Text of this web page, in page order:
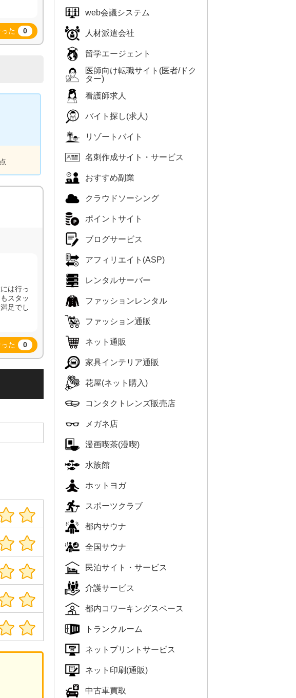
た 0
点
は行っ
スタッ
足でし
た 0
web会議システム
人材派遣会社
留学エージェント
医師向け転職サイト(医者/ドク
ター)
看護師求人
バイト探し(求人)
リゾートバイト
名刺作成サイト・サービス
おすすめ副業
クラウドソーシング
ポイントサイト
ブログサービス
アフィリエイト(ASP)
レンタルサーバー
ファッションレンタル
ファッション通販
ネット通販
家具インテリア通販
花屋(ネット購入)
コンタクトレンズ販売店
メガネ店
漫画喫茶(漫喫)
水族館
ホットヨガ
スポーツクラブ
都内サウナ
全国サウナ
民泊サイト・サービス
介護サービス
都内コワーキングスペース
トランクルーム
ネットプリントサービス
ネット印刷(通販)
中古車買取